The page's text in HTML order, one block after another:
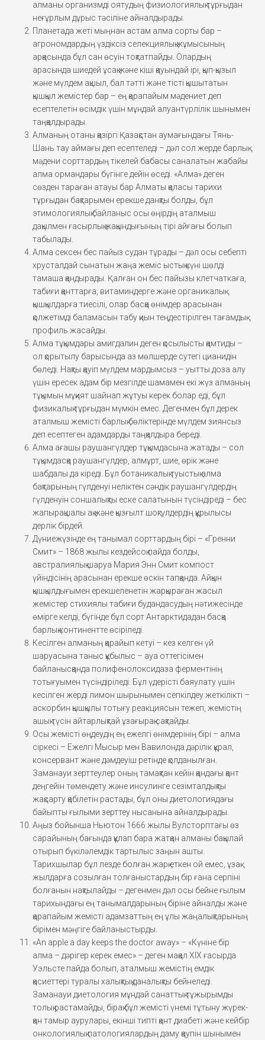
алманы организмді оятудың физиологиялық тұрғыдан
неғұрлым дұрыс тәсіліне айналдырады.
Планетада жеті мыңнан астам алма сорты бар –
агрономдардың үздіксіз селекциялық жұмысының
арқасында бұл сан өсуін тоқтатпайды. Олардың
арасында шиедей ұсақ және кіші қауындай ірі, қып-қызыл
және мүлдем ақшыл, бал тәтті және тісті қышытатын
қышқыл жемістер бар – ең қарапайым мәдениет деп
есептелетін өсімдік үшін мұндай алуантүрлілік шынымен
таңқалдырады.
Алманың отаны қазіргі Қазақстан аумағындағы Тянь-
Шань тау аймағы деп есептеледі – дәл сол жерде барлық
мәдени сорттардың тікелей бабасы саналатын жабайы
алма ормандары бүгінге дейін өседі. «Алма» деген
сөзден тараған атауы бар Алматы қаласы тарихи
тұрғыдан бақтарымен ерекше данқты болды, бұл
этимологиялық байланыс осы өңірдің аталмыш
дақылмен ғасырлық жақындығының тірі айғағы болып
табылады.
Алма сексен бес пайыз судан тұрады – дәл осы себепті
хрусталдай сынатын жаңа жеміс ыстық күні шөлді
тамаша қандырады. Қалған он бес пайызы клетчаткаға,
табиғи қанттарға, витаминдерге және органикалық
қышқылдарға тиесілі, олар басқа өнімдер арасынан
қолжетімді баламасын табу қиын теңдестірілген тағамдық
профиль жасайды.
Алма тұқымдары амигдалин деген қосылысты қамтиды –
ол қорытылу барысында аз мөлшерде сутегі цианидін
бөледі. Нақты қауіп мүлдем мардымсыз – уытты доза алу
үшін ересек адам бір мезгілде шамамен екі жүз алманың
тұқымын мұқият шайнап жұтуы керек болар еді, бұл
физикалық тұрғыдан мүмкін емес. Дегенмен бұл дерек
аталмыш жемісті барлық бөліктерінде мүлдем зиянсыз
деп есептеген адамдарды таңқалдыра береді.
Алма ағашы раушангүлдер тұқымдасына жатады – сол
тұқымдасқа раушангүлдер, алмұрт, шие, өрік және
шабдалы да кіреді. Бұл ботаникалық туыстық алма
бақтарының гүлденуі неліктен сәндік раушангүлдердің
гүлденуін соншалықты еске салатынын түсіндіреді – бес
жапырақшалы ақ және қызғылт шоқгүлдердің құрылысы
дерлік бірдей.
Дүниежүзінде ең танымал сорттардың бірі – «Гренни
Смит» – 1868 жылы кездейсоқ пайда болды,
австралиялық шаруа Мария Энн Смит компост
үйіндісінің арасынан ерекше өскін тапқанда. Айқын
қышқылдығымен ерекшеленетін жарқыраған жасыл
жемістер стихиялы табиғи будандасудың нәтижесінде
өмірге келді, бүгінде бұл сорт Антарктидадан басқа
барлық континентте өсіріледі.
Кесілген алманың қарайып кетуі – кез келген үй
шаруасына таныс құбылыс – ауа оттегісімен
байланысқанда полифенолоксидаза ферментінің
тотығуымен түсіндіріледі. Бұл үдерісті баяулату үшін
кесілген жерді лимон шырынымен сепкілдеу жеткілікті –
аскорбин қышқылы тотығу реакциясын тежеп, жемістің
ашық түсін айтарлықтай ұзағырақ сақтайды.
Осы жемісті өңдеудің ең ежелгі өнімдерінің бірі – алма
сіркесі – Ежелгі Мысыр мен Вавилонда дәрілік құрал,
консервант және дәмдеуіш ретінде қолданылған.
Заманауи зерттеулер оның тамақтан кейін қандағы қант
деңгейін төмендету және инсулинге сезімталдықты
жақсарту қабілетін растады, бұл оны диетологиядағы
байыпты ғылыми зерттеу нысанына айналдырады.
Аңыз бойынша Ньютон 1666 жылы Вулсторптағы өз
сарайының бағында құлап бара жатқан алманы бақылай
отырып бүкіләлемдік тартылыс заңын ашты.
Тарихшылар бұл лезде болған жарқ еткен ой емес, ұзақ
жылдарға созылған толғаныстардың бір ғана серпіні
болғанын нақтылайды – дегенмен дәл осы бейне ғылым
тарихындағы ең танымалдарының біріне айналды және
қарапайым жемісті адамзаттың ең ұлы жаңалықтарының
бірімен мәңгіге байланыстырды.
«An apple a day keeps the doctor away» – «Күніне бір
алма – дәрігер керек емес» – деген мақал XIX ғасырда
Уэльсте пайда болып, аталмыш жемістің емдік
қасиеттері туралы халықтық даналықты бейнеледі.
Заманауи диетология мұндай санаттық тұжырымды
толық растамайды, бірақ бұл жемісті үнемі тұтыну жүрек-
қан тамыр аурулары, екінші типті қант диабеті және кейбір
онкологиялық патологиялардың даму қаупін шынымен